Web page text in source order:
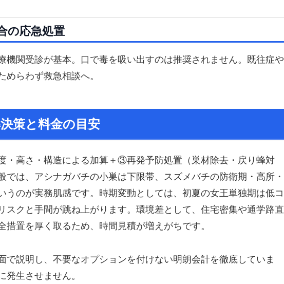
の応急処置
機関受診が基本。口で毒を吸い出すのは推奨されません。既往症や
めらわず救急相談へ。
策と料金の目安
高さ・構造による加算＋③再発予防処置（巣材除去・戻り蜂対
では、アシナガバチの小巣は下限帯、スズメバチの防衛期・高所・
のが実務肌感です。時期変動としては、初夏の女王単独期は低コ
スクと手間が跳ね上がります。環境差として、住宅密集や通学路直
置を厚く取るため、時間見積が増えがちです。
で説明し、不要なオプションを付けない明朗会計を徹底していま
発生させません。